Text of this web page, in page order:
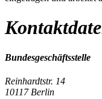
Bundesgeschäftsstelle
Reinhardtstr. 14
10117 Berlin